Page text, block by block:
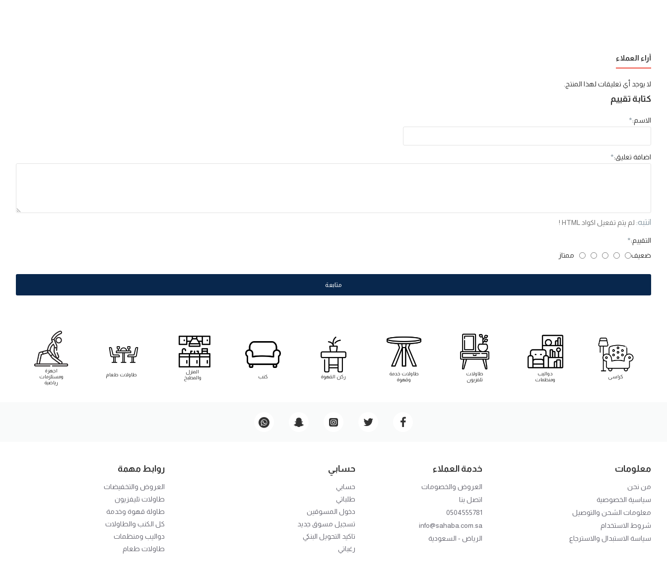
أراء العملاء
لا يوجد أي تعليقات لهذا المنتج.
كتابة تقييم
الاسم:
اضافة تعليق:
انتبه: لم يتم تفعيل اكواد HTML !
التقييم:
ضعيف
ممتاز
متابعة
كراسى
دواليب
ومنظمات
طاولات
تلفزيون
طاوﻻت خدمة
وقهوة
ركن القهوة كنب
المنزل
والمطبخ
طاوﻻت طعام
اجهزة
ومستلزمات
رياضية
معلومات
من نحن
سياسية الخصوصية
معلومات الشحن والتوصيل
شروط الاستخدام
سياسة الاستبدال والاسترجاع
خدمة العملاء
العروض والخصومات
اتصل بنا
0504555781
info@sahaba.com.sa
الرياض - السعودية
حسابي
حسابي
طلباتي
دخول المسوقين
تسجيل مسوق جديد
تاكيد التحويل البنكي
رغباتي
روابط مهمة
العروض والتخفيضات
طاوﻻت تليفزيون
طاولة قهوة وخدمة
كل الكنب والطاوﻻت
دواليب ومنظمات
طاولات طعام